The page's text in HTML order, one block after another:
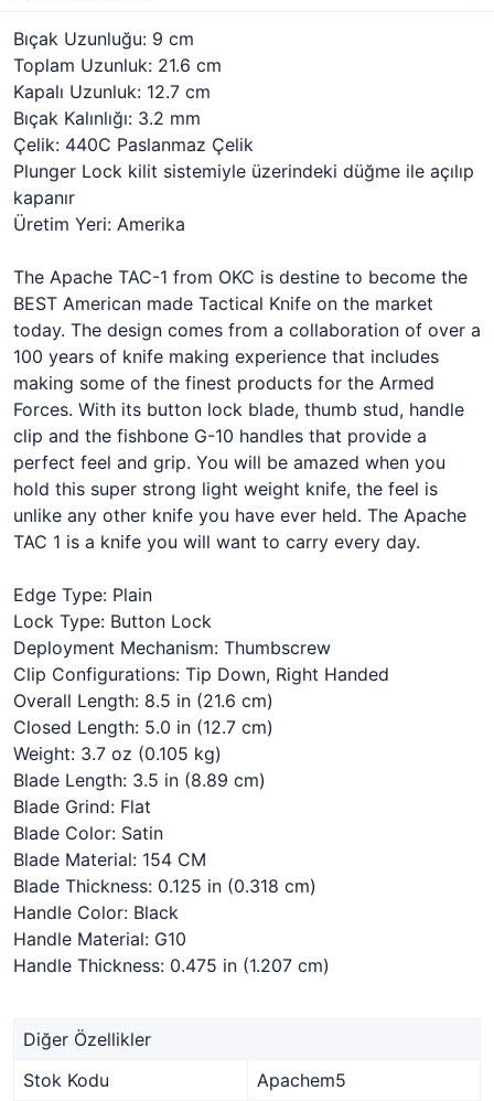
Bıçak Uzunluğu: 9 cm
Toplam Uzunluk: 21.6 cm
Kapalı Uzunluk: 12.7 cm
Bıçak Kalınlığı: 3.2 mm
Çelik: 440C Paslanmaz Çelik
Plunger Lock kilit sistemiyle üzerindeki düğme ile açılıp
kapanır
Üretim Yeri: Amerika
The Apache TAC-1 from OKC is destine to become the
BEST American made Tactical Knife on the market
today. The design comes from a collaboration of over a
100 years of knife making experience that includes
making some of the finest products for the Armed
Forces. With its button lock blade, thumb stud, handle
clip and the fishbone G-10 handles that provide a
perfect feel and grip. You will be amazed when you
hold this super strong light weight knife, the feel is
unlike any other knife you have ever held. The Apache
TAC 1 is a knife you will want to carry every day.
Edge Type: Plain
Lock Type: Button Lock
Deployment Mechanism: Thumbscrew
Clip Configurations: Tip Down, Right Handed
Overall Length: 8.5 in (21.6 cm)
Closed Length: 5.0 in (12.7 cm)
Weight: 3.7 oz (0.105 kg)
Blade Length: 3.5 in (8.89 cm)
Blade Grind: Flat
Blade Color: Satin
Blade Material: 154 CM
Blade Thickness: 0.125 in (0.318 cm)
Handle Color: Black
Handle Material: G10
Handle Thickness: 0.475 in (1.207 cm)
Diğer Özellikler
Stok Kodu
Apachem5